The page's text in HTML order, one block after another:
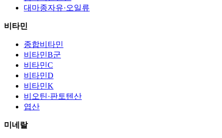
대마종자유·오일류
비타민
종합비타민
비타민B군
비타민C
비타민D
비타민K
비오틴·판토텐산
엽산
미네랄